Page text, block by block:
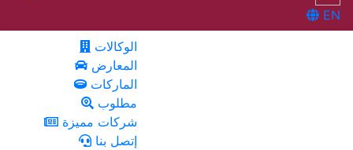
EN
الوكالات
المعارض
الماركات
مطلوب
شركات مميزة
إتصل بنا